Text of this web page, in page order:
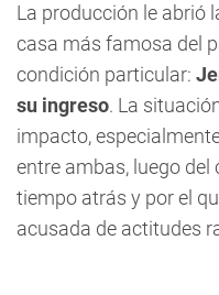
La producción le abrió
casa más famosa del
condición particular:
su ingreso. La
impacto,
entre ambas, luego
tiempo atrás y por el
acusada de actitudes